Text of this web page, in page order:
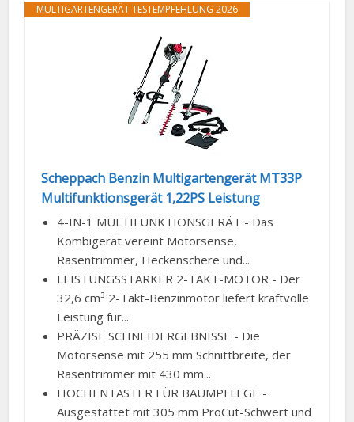
MULTIGARTENGERÄT TESTEMPFEHLUNG 2026
Scheppach Benzin Multigartengerät MT33P
Multifunktionsgerät 1,22PS Leistung
4-IN-1 MULTIFUNKTIONSGERÄT - Das
Kombigerät vereint Motorsense,
Rasentrimmer, Heckenschere und...
LEISTUNGSSTARKER 2-TAKT-MOTOR - Der
32,6 cm³ 2-Takt-Benzinmotor liefert kraftvolle
Leistung für...
PRÄZISE SCHNEIDERGEBNISSE - Die
Motorsense mit 255 mm Schnittbreite, der
Rasentrimmer mit 430 mm...
HOCHENTASTER FÜR BAUMPFLEGE -
Ausgestattet mit 305 mm ProCut-Schwert und